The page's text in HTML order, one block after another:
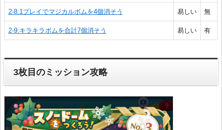
2-8:1プレイでマジカルボムを4個消そう 易しい 無
2-9:キラキラボムを合計7個消そう 易しい 有
3枚目のミッション攻略